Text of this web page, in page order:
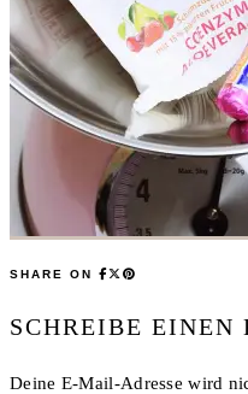
SHARE ON
SCHREIBE EINEN
Deine E-Mail-Adresse wird